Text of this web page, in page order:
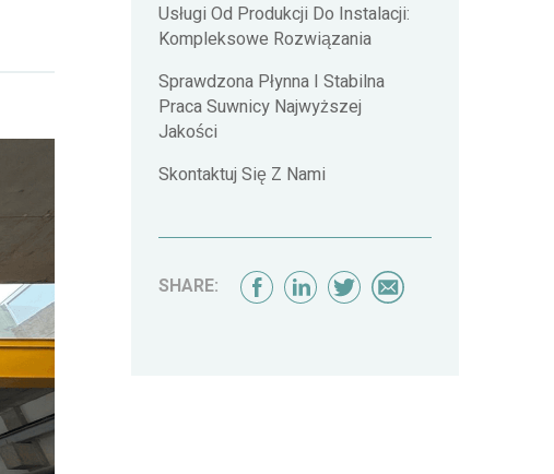
Usługi Od Produkcji Do Instalacji:
Kompleksowe Rozwiązania
Sprawdzona Płynna I Stabilna
Praca Suwnicy Najwyższej
Jakości
Skontaktuj Się Z Nami
SHARE: